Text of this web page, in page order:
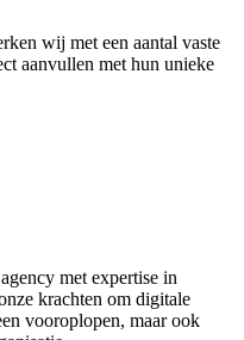
wij met een aantal vaste
aanvullen met hun unieke
met expertise in
krachten om digitale
vooroplopen, maar ook